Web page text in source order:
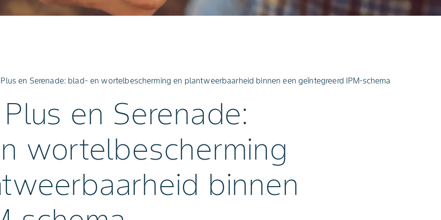
en Serenade: blad- en wortelbescherming en plantweerbaarheid binnen een geïntegreerd IPM‑schema
en Serenade:
wortelbescherming
binnen